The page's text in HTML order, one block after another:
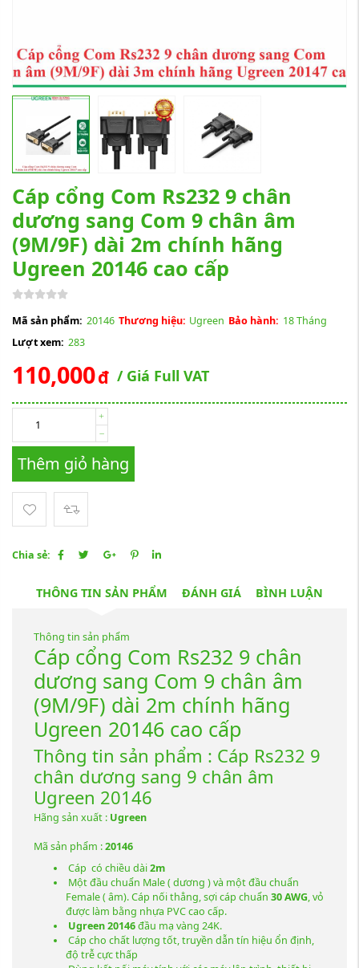
Cáp cổng Com Rs232 9 chân
dương sang Com 9 chân âm
(9M/9F) dài 2m chính hãng
Ugreen 20146 cao cấp
Mã sản phẩm: 20146 Thương hiệu: Ugreen Bảo hành: 18 Tháng
Lượt xem: 283
110,000đ / Giá Full VAT
Thêm giỏ hàng
Chia sẻ:
THÔNG TIN SẢN PHẨM ĐÁNH GIÁ BÌNH LUẬN
Thông tin sản phẩm
Cáp cổng Com Rs232 9 chân
dương sang Com 9 chân âm
(9M/9F) dài 2m chính hãng
Ugreen 20146 cao cấp
Thông tin sản phẩm : Cáp Rs232 9
chân dương sang 9 chân âm
Ugreen 20146
Hãng sản xuất : Ugreen
Mã sản phẩm :20146
Cáp có chiều dài2m
Một đầu chuẩn Male ( dương ) và một đầu chuẩn
Female ( âm). Cáp nối thẳng, sợi cáp chuẩn 30 AWG, vỏ
được làm bằng nhựa PVC cao cấp.
Ugreen 20146đầu mạ vàng 24K.
Cáp cho chất lượng tốt, truyền dẫn tín hiệu ổn định,
độ trễ cực thấp